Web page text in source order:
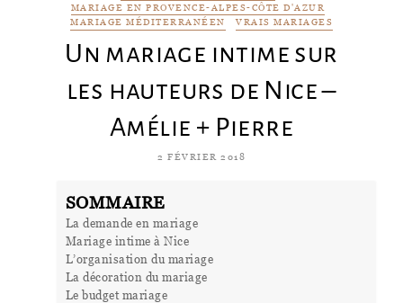
MARIAGE EN PROVENCE-ALPES-CÔTE D'AZUR
MARIAGE MÉDITERRANÉEN
VRAIS MARIAGES
Un mariage intime sur
les hauteurs de Nice –
Amélie + Pierre
2 FÉVRIER 2018
SOMMAIRE
La demande en mariage
Mariage intime à Nice
L’organisation du mariage
La décoration du mariage
Le budget mariage